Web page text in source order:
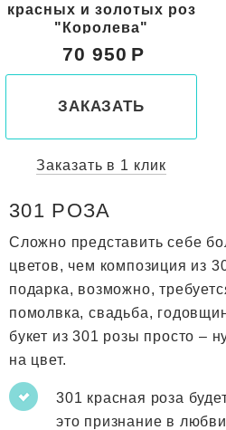
красных и золотых роз
"Королева"
70 950
ЗАКАЗАТЬ
Заказать в 1 клик
301 РОЗА
Сложно представить себе
цветов, чем композиция из
подарка, возможно,
помолвка, свадьба,
букет из 301 розы просто –
на цвет.
301 красная роза
это признание в